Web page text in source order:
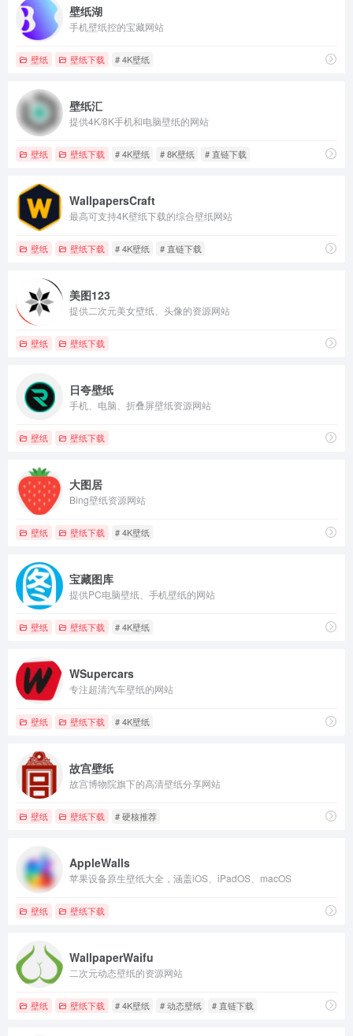
壁纸湖
手机壁纸控的宝藏网站
壁纸 壁纸下载 # 4K壁纸
壁纸汇
提供4K/8K手机和电脑壁纸的网站
壁纸 壁纸下载 # 4K壁纸 # 8K壁纸 # 直链下载
WallpapersCraft
最高可支持4K壁纸下载的综合壁纸网站
壁纸 壁纸下载 # 4K壁纸 # 直链下载
美图123
提供二次元美女壁纸、头像的资源网站
壁纸 壁纸下载
日夸壁纸
手机、电脑、折叠屏壁纸资源网站
壁纸 壁纸下载
大图居
Bing壁纸资源网站
壁纸 壁纸下载 # 4K壁纸
宝藏图库
提供PC电脑壁纸、手机壁纸的网站
壁纸 壁纸下载 # 4K壁纸
WSupercars
专注超清汽车壁纸的网站
壁纸 壁纸下载 # 4K壁纸
故宫壁纸
故宫博物院旗下的高清壁纸分享网站
壁纸 壁纸下载 # 硬核推荐
AppleWalls
苹果设备原生壁纸大全，涵盖iOS、iPadOS、macOS
壁纸 壁纸下载
WallpaperWaifu
二次元动态壁纸的资源网站
壁纸 壁纸下载 # 4K壁纸 # 动态壁纸 # 直链下载